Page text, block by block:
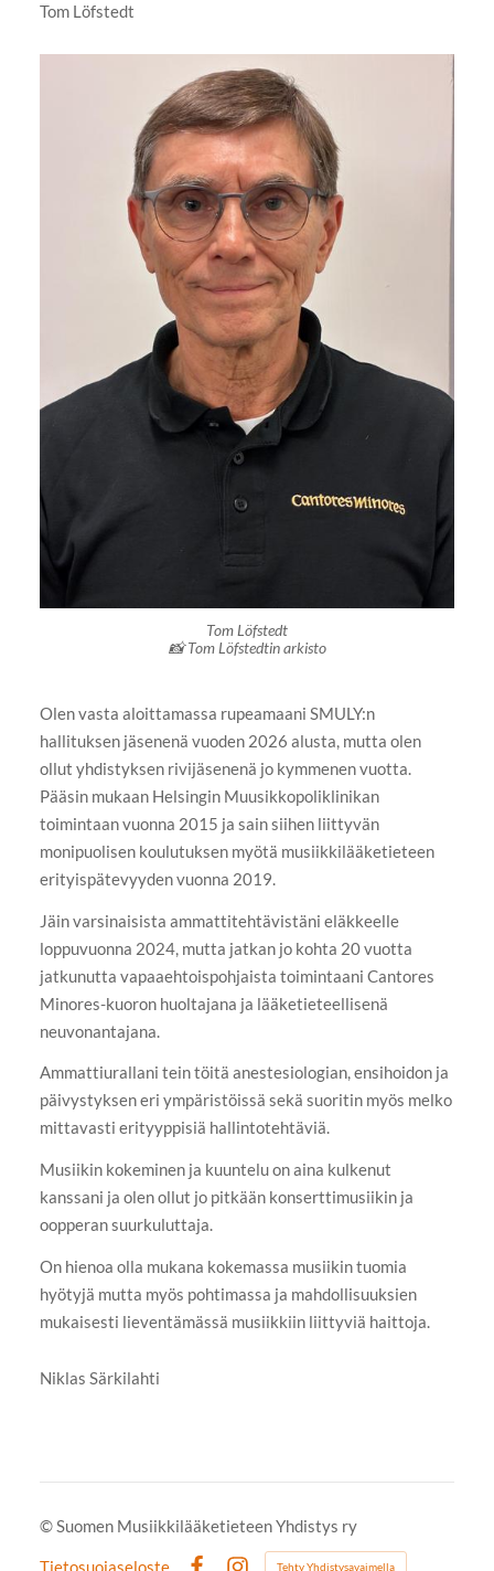
Tom Löfstedt
Tom Löfstedt
📸 Tom Löfstedtin arkisto
Olen vasta aloittamassa rupeamaani SMULY:n
hallituksen jäsenenä vuoden 2026 alusta, mutta olen
ollut yhdistyksen rivijäsenenä jo kymmenen vuotta.
Pääsin mukaan Helsingin Muusikkopoliklinikan
toimintaan vuonna 2015 ja sain siihen liittyvän
monipuolisen koulutuksen myötä musiikkilääketieteen
erityispätevyyden vuonna 2019.
Jäin varsinaisista ammattitehtävistäni eläkkeelle
loppuvuonna 2024, mutta jatkan jo kohta 20 vuotta
jatkunutta vapaaehtoispohjaista toimintaani Cantores
Minores-kuoron huoltajana ja lääketieteellisenä
neuvonantajana.
Ammattiurallani tein töitä anestesiologian, ensihoidon ja
päivystyksen eri ympäristöissä sekä suoritin myös melko
mittavasti erityyppisiä hallintotehtäviä.
Musiikin kokeminen ja kuuntelu on aina kulkenut
kanssani ja olen ollut jo pitkään konserttimusiikin ja
oopperan suurkuluttaja.
On hienoa olla mukana kokemassa musiikin tuomia
hyötyjä mutta myös pohtimassa ja mahdollisuuksien
mukaisesti lieventämässä musiikkiin liittyviä haittoja.
Niklas Särkilahti
©Suomen Musiikkilääketieteen Yhdistys ry
Tietosuojaseloste Tehty Yhdistysavaimella